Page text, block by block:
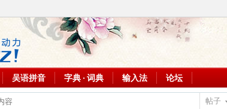
吴语拼音 字典 · 词典 输入法 论坛
帖子